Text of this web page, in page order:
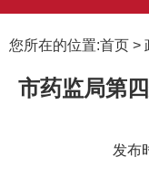
您所在的位置:首页 >
市药监局第
发布